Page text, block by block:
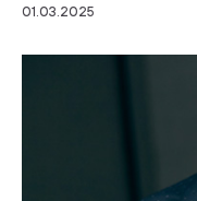
01.03.2025